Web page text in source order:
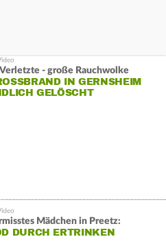
- große Rauchwolke
IN GERNSHEIM E
GELÖSCHT
Mädchen in Preetz:
DURCH ERTRINKEN